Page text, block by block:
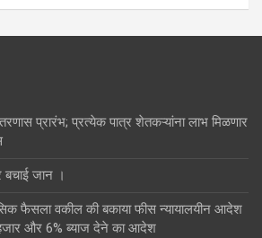
प्रारंभ; प्रत्येक पात्र शेतकऱ्यांना लाभ मिळणार
बचाई जान ।
फैसला वकील की बकाया फीस न्यायालयीन आदेश
हजार और 6% ब्याज देने का आदेश